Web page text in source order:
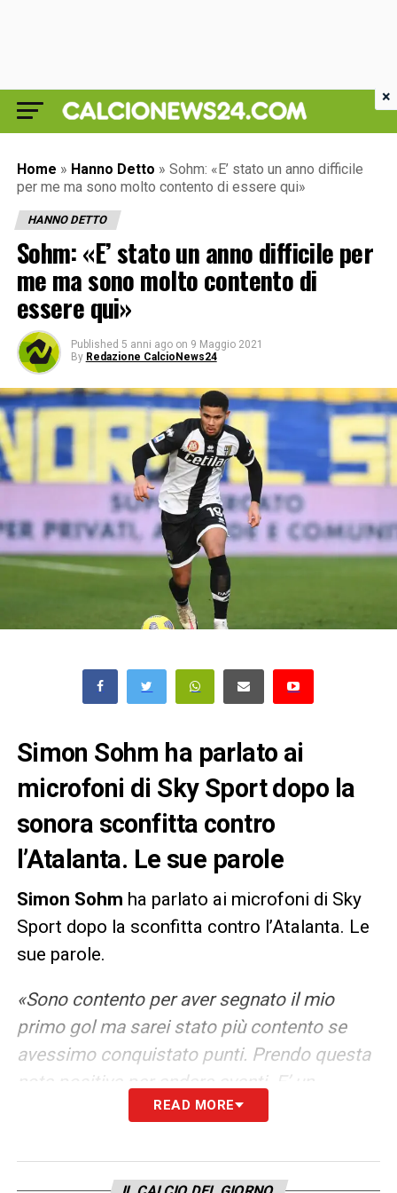
Home » Hanno Detto » Sohm: «E’ stato un anno difficile
per me ma sono molto contento di essere qui»
HANNO DETTO
Sohm: «E’ stato un anno difficile per
me ma sono molto contento di
essere qui»
Published 5 anni ago on 9 Maggio 2021
By Redazione CalcioNews24
Simon Sohm ha parlato ai
microfoni di Sky Sport dopo la
sonora sconfitta contro
l’Atalanta. Le sue parole
Simon Sohm ha parlato ai microfoni di Sky
Sport dopo la sconfitta contro l’Atalanta. Le
sue parole.
«Sono contento per aver segnato il mio
primo gol ma sarei stato più contento se
avessimo conquistato punti. Prendo questa
nota positiva per andare avanti. E’ un
momento difficile, è una fase difficile per
venirne fuori. So che dobbiamo continuare
READ MORE
×